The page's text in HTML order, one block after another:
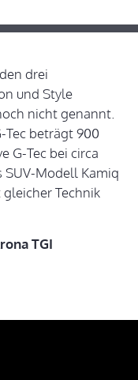
drei
und Style
nicht genannt.
Tec beträgt 900
G-Tec bei circa
SUV-Modell Kamiq
Technik
TGI